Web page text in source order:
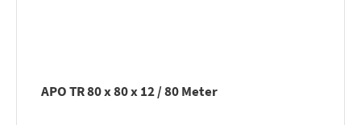
APO TR 80 x 80 x 12 / 80 Meter